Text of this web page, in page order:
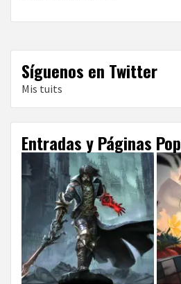
Síguenos en Twitter
Mis tuits
Entradas y Páginas